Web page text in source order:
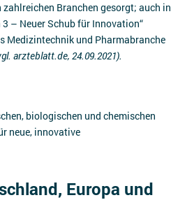
Branchen gesorgt; auch in
– Neuer Schub für Innovation“
Medizintechnik und Pharmabranche
arzteblatt.de, 24.09.2021).
biologischen und chemischen
neue, innovative
Europa und